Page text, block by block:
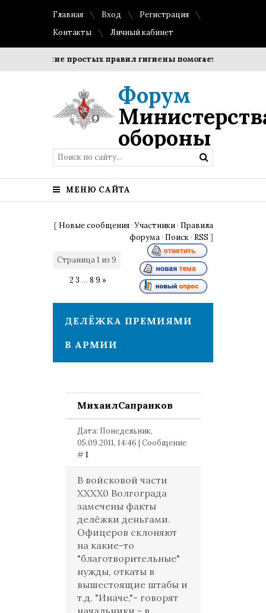
Главная Вход
Регистрация
Контакты
Личный кабинет
простых правил гигиены помогает сохранить
Форум
обороны
МЕНЮ САЙТА
[ Новые сообщения ·Участники · Правила
форума · Поиск · RSS ]
Страница1 из 9
2 3 … 8 9 »
ДЕЛЁЖКА ПРЕМИЯМИ
В АРМИИ
МихаилСапранков
Дата: Понедельник,
05.09.2011, 14:46 | Сообщение
#1
В войсковой части
XXXX0 Волгограда
замечены факты
делёжки деньгами.
Офицеров склоняют
на какие-то
"благотворительные"
нужды, откаты в
вышестоящие штабы и
т.д. "Иначе,"- говорят
начальники,- в